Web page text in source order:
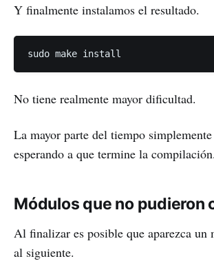
Y finalmente instalamos el resultado.
No tiene realmente mayor dificultad.
La mayor parte del tiempo simplemente
esperando a que termine la compilación.
Módulos que no pudieron
Al finalizar es posible que aparezca un
al siguiente.